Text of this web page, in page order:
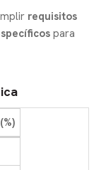
requisitos
para